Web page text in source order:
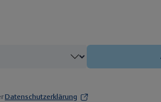
Datenschutzerklärung